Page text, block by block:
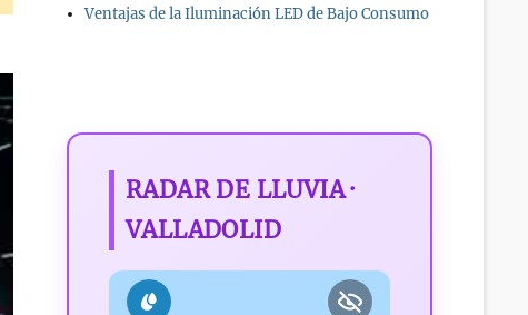
Ventajas de la Iluminación LED de Bajo Consumo
RADAR DE LLUVIA ·
VALLADOLID